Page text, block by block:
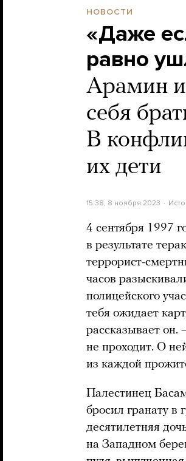
НОВОСТИ
«Даже
равно
Арамин и
себя
В
их дети
15:38, 8 ноября 2023
4 сентября 1997
в результате
террорист-
часов
полицейского
тебя ожидает
рассказывает он.
не проходит. О
из каждой
Палестинец
бросил гранату в
десятилетняя
на Западном